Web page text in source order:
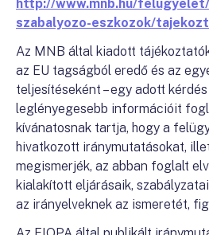
http://www.mnb.hu/
szabalyozo-eszkozok/
Az MNB által kiadott
az EU tagságból eredő és az
teljesítéseként – egy adott
leglényegesebb információit
kívánatosnak tartja, hogy a
hivatkozott iránymutatásokat,
megismerjék, az abban foglalt
kialakított eljárásaik,
az irányelveknek az ismeretét,